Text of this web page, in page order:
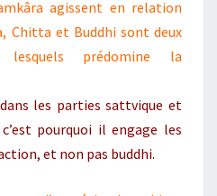
agissent en relation
Chitta et Buddhi sont deux
prédomine la
les parties sattvique et
pourquoi il engage les
et non pas buddhi.